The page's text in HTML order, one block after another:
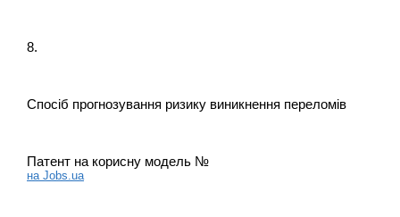
8.
Спосіб прогнозування ризику виникнення переломів
Патент на корисну модель №
на Jobs.ua